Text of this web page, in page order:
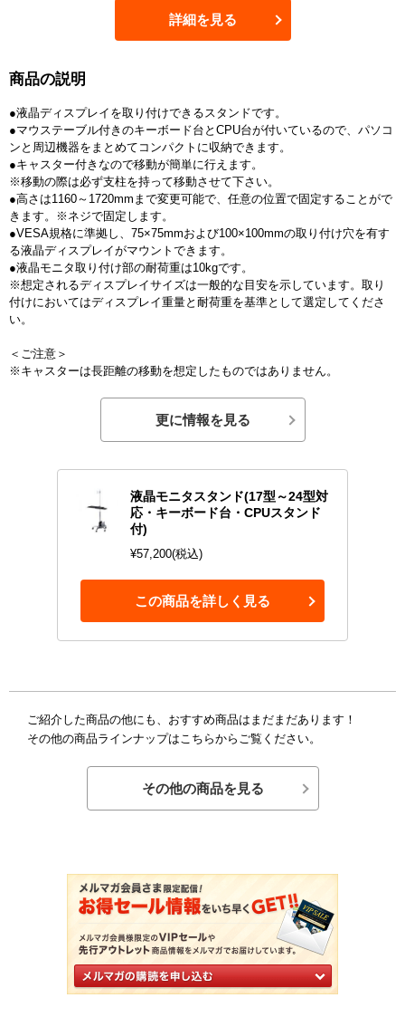
詳細を見る
商品の説明
●液晶ディスプレイを取り付けできるスタンドです。
●マウステーブル付きのキーボード台とCPU台が付いているので、パソコ
ンと周辺機器をまとめてコンパクトに収納できます。
●キャスター付きなので移動が簡単に行えます。
※移動の際は必ず支柱を持って移動させて下さい。
●高さは1160～1720mmまで変更可能で、任意の位置で固定することがで
きます。※ネジで固定します。
●VESA規格に準拠し、75×75mmおよび100×100mmの取り付け穴を有す
る液晶ディスプレイがマウントできます。
●液晶モニタ取り付け部の耐荷重は10kgです。
※想定されるディスプレイサイズは一般的な目安を示しています。取り
付けにおいてはディスプレイ重量と耐荷重を基準として選定してくださ
い。
＜ご注意＞
※キャスターは長距離の移動を想定したものではありません。
更に情報を見る
液晶モニタスタンド(17型～24型対
応・キーボード台・CPUスタンド
付)
¥57,200(税込)
この商品を詳しく見る
ご紹介した商品の他にも、おすすめ商品はまだまだあります！
その他の商品ラインナップはこちらからご覧ください。
その他の商品を見る